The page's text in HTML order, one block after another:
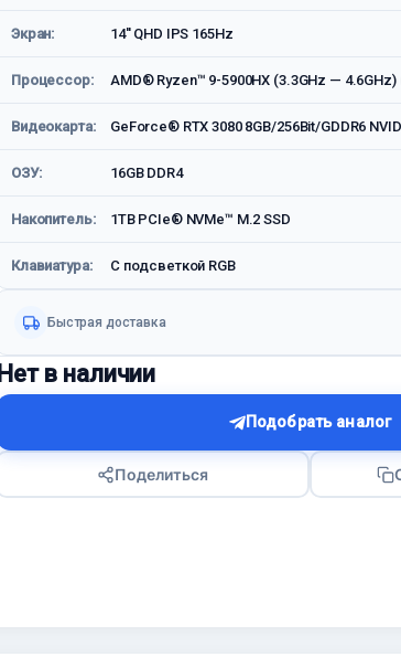
Экран: 14'' QHD IPS 165Hz
Процессор: AMD® Ryzen™ 9-5900HX (3.3GHz —
Видеокарта: GeForce® RTX 3080 8GB/256Bit/GDDR6
ОЗУ: 16GB DDR4
Накопитель: 1TB PCIe® NVMe™ M.2 SSD
Клавиатура: С подсветкой RGB
Быстрая доставка
Нет в наличии
Подобрать аналог
Поделиться